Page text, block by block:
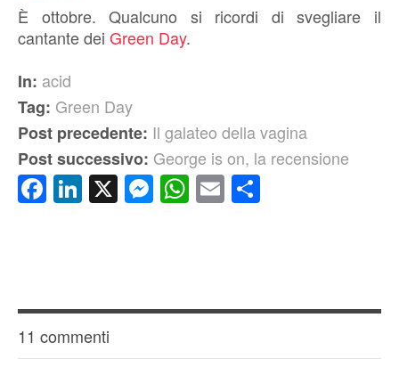
È ottobre. Qualcuno si ricordi di svegliare il
cantante dei Green Day.
In: acid
Tag: Green Day
Post precedente: Il galateo della vagina
Post successivo: George is on, la recensione
Facebook
LinkedIn
X Messenger
WhatsApp
Email
11 commenti